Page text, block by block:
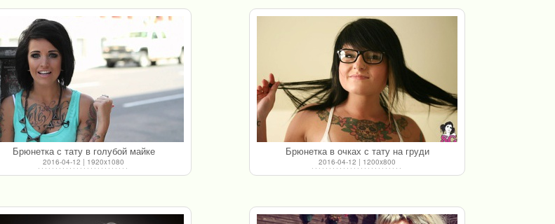
Брюнетка с тату в голубой майке
2016-04-12 | 1920x1080
Брюнетка в очках с тату на груди
2016-04-12 | 1200x800